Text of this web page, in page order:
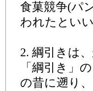
食菓競争(パ
われたとい
2. 綱引きは
「綱引き」
の昔に遡り